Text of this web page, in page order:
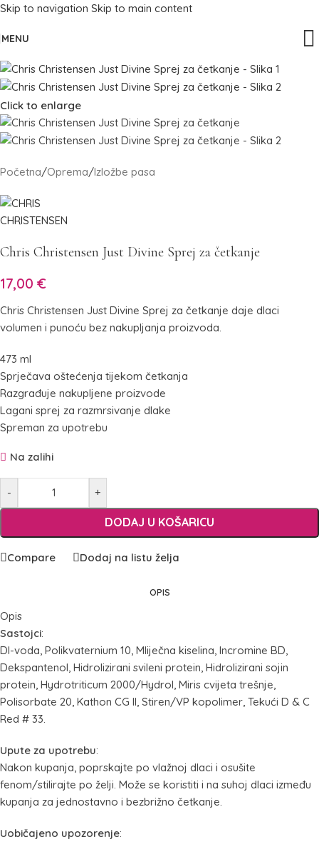
Skip to navigation Skip to main content
MENU
Click to enlarge
Početna/Oprema/Izložbe pasa
Chris Christensen Just Divine Sprej za četkanje
17,00 €
Chris Christensen Just Divine Sprej za četkanje daje dlaci
volumen i punoću bez nakupljanja proizvoda.
473 ml
Sprječava oštećenja tijekom četkanja
Razgrađuje nakupljene proizvode
Lagani sprej za razmrsivanje dlake
Spreman za upotrebu
Na zalihi
- +
DODAJ U KOŠARICU
Compare Dodaj na listu želja
OPIS
Opis
Sastojci:
DI-voda, Polikvaternium 10, Mliječna kiselina, Incromine BD,
Dekspantenol, Hidrolizirani svileni protein, Hidrolizirani sojin
protein, Hydrotriticum 2000/Hydrol, Miris cvijeta trešnje,
Polisorbate 20, Kathon CG II, Stiren/VP kopolimer, Tekući D & C
Red # 33.
Upute za upotrebu:
Nakon kupanja, poprskajte po vlažnoj dlaci i osušite
fenom/stilirajte po želji. Može se koristiti i na suhoj dlaci između
kupanja za jednostavno i bezbrižno četkanje.
Uobičajeno upozorenje: